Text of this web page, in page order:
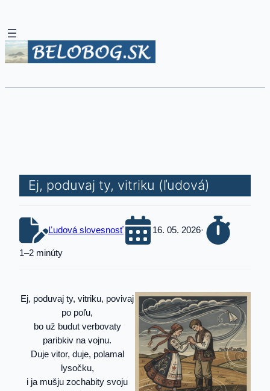
Ej, poduvaj ty, vitriku (ľudová)
Ľudová slovesnosť 16. 05. 2026·
1–2 minúty
Ej, poduvaj ty, vitriku, povivaj
po poľu,
bo už budut verbovaty
paribkiv na vojnu.
Duje vitor, duje, polamal
lysočku,
i ja mušju zochabity svoju